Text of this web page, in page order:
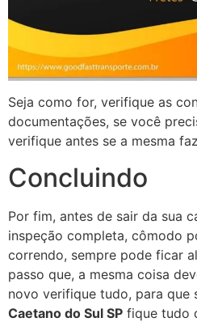
Seja como for, verifique as
documentações, se você
verifique antes se a mesma
Concluindo
Por fim, antes de sair da sua
inspeção completa, cômodo
correndo, sempre pode ficar
passo que, a mesma coisa
novo verifique tudo, para que
Caetano do Sul SP fique tudo